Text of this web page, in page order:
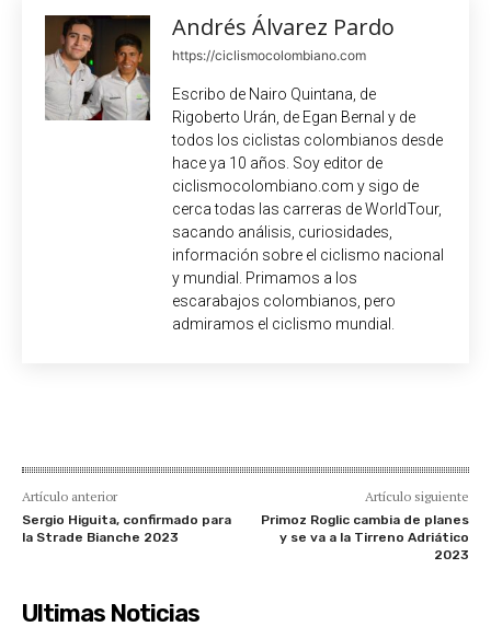
Andrés Álvarez Pardo
https://ciclismocolombiano.com
Escribo de Nairo Quintana, de
Rigoberto Urán, de Egan Bernal y de
todos los ciclistas colombianos desde
hace ya 10 años. Soy editor de
ciclismocolombiano.com y sigo de
cerca todas las carreras de WorldTour,
sacando análisis, curiosidades,
información sobre el ciclismo nacional
y mundial. Primamos a los
escarabajos colombianos, pero
admiramos el ciclismo mundial.
Artículo anterior
Sergio Higuita, confirmado para
la Strade Bianche 2023
Artículo siguiente
Primoz Roglic cambia de planes
y se va a la Tirreno Adriático
2023
Ultimas Noticias